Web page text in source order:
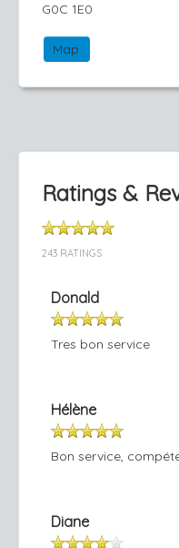
G0C 1E0
Map
Ratings &
243 RATINGS
Donald
Tres bon service
Hélène
Bon service,
Diane